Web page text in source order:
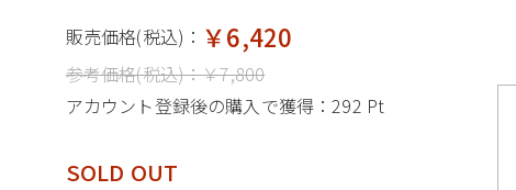
販売価格(税込)： ￥6,420
参考価格(税込)：￥7,800
アカウント登録後の購入で獲得：292 Pt
SOLD OUT